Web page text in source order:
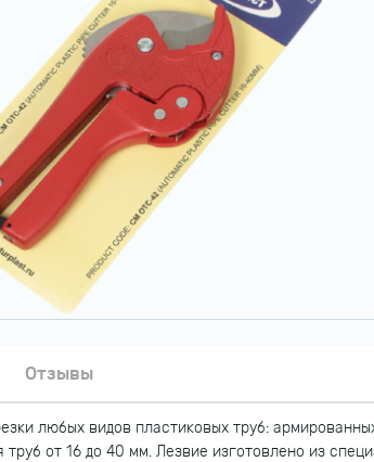
Отзывы
любых видов пластиковых труб:
труб от 16 до 40 мм. Лезвие изготовлено из